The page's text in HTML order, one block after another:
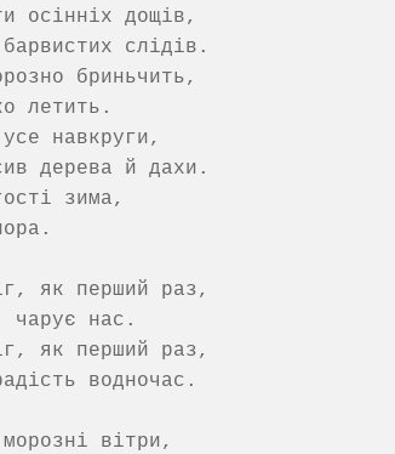
осінніх дощів,
слідів.
бриньчить,
летить.
навкруги,
дерева й дахи.
зима,
як перший раз,
чарує нас.
як перший раз,
водночас.
вітри,